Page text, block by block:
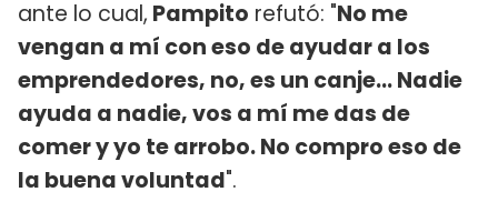
ante lo cual, Pampito refutó: "No me
vengan a mí con eso de ayudar a los
emprendedores, no, es un canje... Nadie
ayuda a nadie, vos a mí me das de
comer y yo te arrobo. No compro eso de
la buena voluntad".